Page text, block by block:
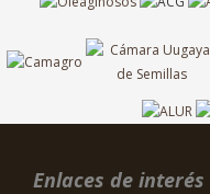
Enlaces de interés